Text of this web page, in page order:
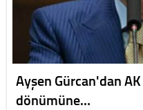
Ayşen Gürcan'dan
dönümüne…